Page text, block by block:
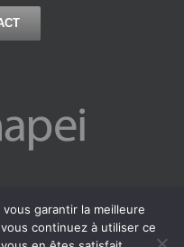
Droits Réservés |Mentions
Outremer
garantir la meilleure
continuez à utiliser ce